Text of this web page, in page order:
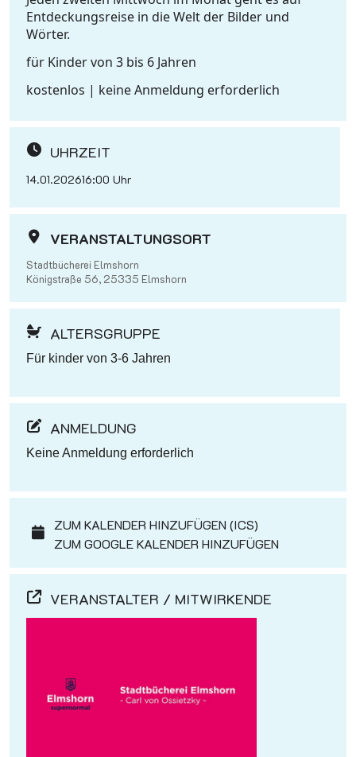
Entdeckungsreise in die Welt der Bilder und
Wörter.
für Kinder von 3 bis 6 Jahren
kostenlos | keine Anmeldung erforderlich
UHRZEIT
14.01.202616:00 Uhr
VERANSTALTUNGSORT
Stadtbücherei Elmshorn
Königstraße 56, 25335 Elmshorn
ALTERSGRUPPE
Für kinder von 3-6 Jahren
ANMELDUNG
Keine Anmeldung erforderlich
ZUM KALENDER HINZUFÜGEN (ICS)
ZUM GOOGLE KALENDER HINZUFÜGEN
VERANSTALTER / MITWIRKENDE